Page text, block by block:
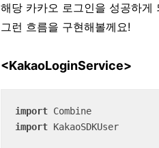
해당 카카오 로그인을 성공하게
그런 흐름을 구현해볼께요!
<KakaoLoginService>
import
import KakaoSDKUser